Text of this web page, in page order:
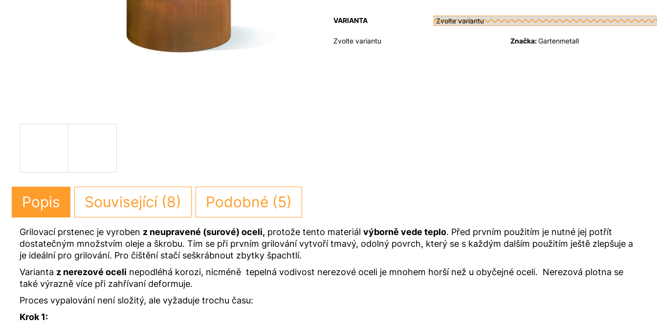
VARIANTA
Zvolte variantu Značka:Gartenmetall
Popis Související (8) Podobné (5)
Grilovací prstenec je vyroben z neupravené (surové) oceli, protože tento materiál výborně vede teplo. Před prvním použitím je nutné jej potřít
dostatečným množstvím oleje a škrobu. Tím se při prvním grilování vytvoří tmavý, odolný povrch, který se s každým dalším použitím ještě zlepšuje a
je ideální pro grilování. Pro čištění stačí seškrábnout zbytky špachtlí.
Varianta z nerezové oceli nepodléhá korozi, nicméně tepelná vodivost nerezové oceli je mnohem horší než u obyčejné oceli. Nerezová plotna se
také výrazně více při zahřívaní deformuje.
Proces vypalování není složitý, ale vyžaduje trochu času:
Krok 1: